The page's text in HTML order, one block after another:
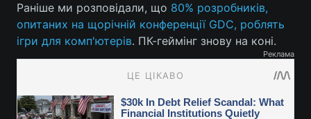
Раніше ми розповідали, що 80% розробників,
опитаних на щорічній конференції GDC, роблять
ігри для комп'ютерів. ПК-геймінг знову на коні.
Реклама